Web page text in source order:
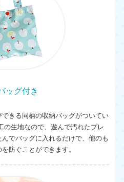
ッグ付き
きる同柄の収納バッグがついてい
の生地なので、遊んで汚れたプレ
でバッグに入れるだけで、他のも
防ぐことができます。